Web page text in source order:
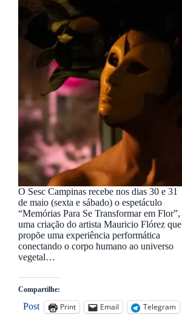
O Sesc Campinas recebe nos dias 30 e 31
de maio (sexta e sábado) o espetáculo
“Memórias Para Se Transformar em Flor”,
uma criação do artista Mauricio Flórez que
propõe uma experiência performática
conectando o corpo humano ao universo
vegetal…
Compartilhe:
Post Print Email Telegram